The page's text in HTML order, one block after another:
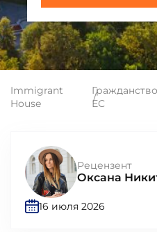
Immigrant
House
Гражданство
ЕС
Рецензент
Оксана
16 июля 2026